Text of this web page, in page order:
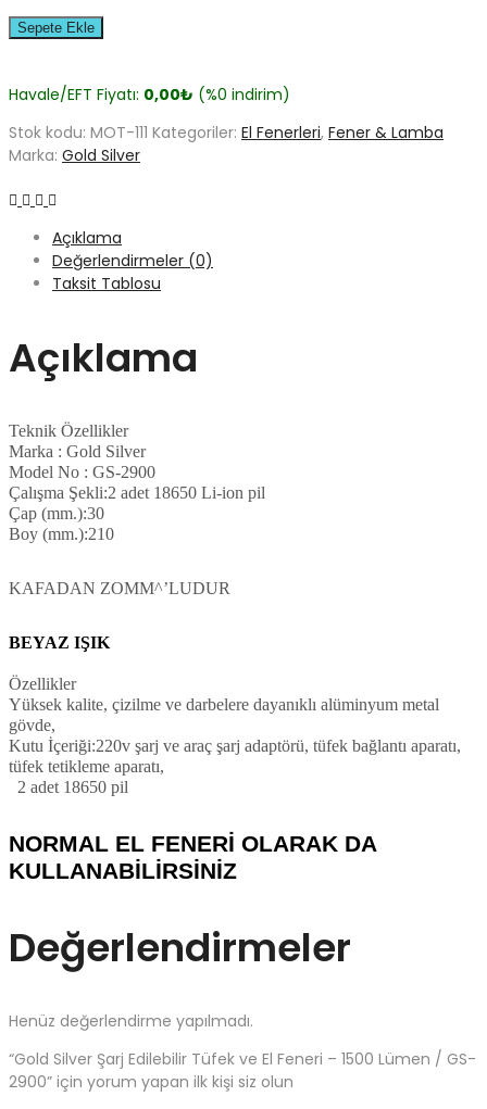
Sepete Ekle
Havale/EFT Fiyatı: 0,00₺ (%0 indirim)
Stok kodu: MOT-111 Kategoriler: El Fenerleri, Fener & Lamba
Marka: Gold Silver
Açıklama
Değerlendirmeler (0)
Taksit Tablosu
Açıklama
Teknik Özellikler
Marka : Gold Silver
Model No : GS-2900
Çalışma Şekli:2 adet 18650 Li-ion pil
Çap (mm.):30
Boy (mm.):210
KAFADAN ZOMM^’LUDUR
BEYAZ IŞIK
Özellikler
Yüksek kalite, çizilme ve darbelere dayanıklı alüminyum metal
gövde,
Kutu İçeriği:220v şarj ve araç şarj adaptörü, tüfek bağlantı aparatı,
tüfek tetikleme aparatı,
2 adet 18650 pil
NORMAL EL FENERİ OLARAK DA
KULLANABİLİRSİNİZ
Değerlendirmeler
Henüz değerlendirme yapılmadı.
“Gold Silver Şarj Edilebilir Tüfek ve El Feneri – 1500 Lümen / GS-
2900” için yorum yapan ilk kişi siz olun